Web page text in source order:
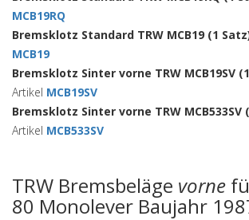
MCB19RQ
Bremsklotz Standard TRW MCB19 (1
MCB19
Bremsklotz Sinter vorne TRW MCB19SV
Artikel MCB19SV
Bremsklotz Sinter vorne TRW MCB533SV
Artikel MCB533SV
TRW Bremsbeläge vorne
80 Monolever Baujahr